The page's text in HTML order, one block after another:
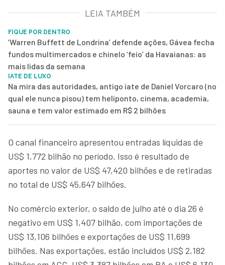
LEIA TAMBÉM
FIQUE POR DENTRO
‘Warren Buffett de Londrina’ defende ações, Gávea fecha
fundos multimercados e chinelo ‘feio’ da Havaianas: as
mais lidas da semana
IATE DE LUXO
Na mira das autoridades, antigo iate de Daniel Vorcaro (no
qual ele nunca pisou) tem heliponto, cinema, academia,
sauna e tem valor estimado em R$ 2 bilhões
O canal financeiro apresentou entradas líquidas de
US$ 1,772 bilhão no período. Isso é resultado de
aportes no valor de US$ 47,420 bilhões e de retiradas
no total de US$ 45,647 bilhões.
No comércio exterior, o saldo de julho até o dia 26 é
negativo em US$ 1,407 bilhão, com importações de
US$ 13,106 bilhões e exportações de US$ 11,699
bilhões. Nas exportações, estão incluídos US$ 2,182